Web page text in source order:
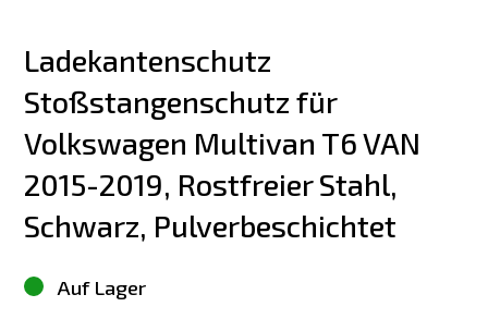
Ladekantenschutz
Stoßstangenschutz für
Volkswagen Multivan T6 VAN
2015-2019, Rostfreier Stahl,
Schwarz, Pulverbeschichtet
Auf Lager